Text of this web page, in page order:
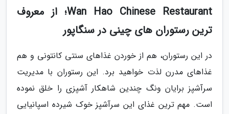
Wan Hao Chinese Restaurant؛ از معروف
ترین رستوران های چینی در سنگاپور
در این رستوران، هم از خوردن غذاهای سنتی کانتونی و هم
غذاهای مدرن لذت خواهید برد. این رستوران با مدیریت
سرآشپز برایان ونگ چندین شاهکار آشپزی را خلق نموده
است. مهم ترین غذای این سرآشپز خوک شیرده اسپانیایی